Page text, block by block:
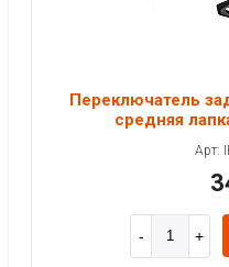
Переключатель
средняя
Арт: